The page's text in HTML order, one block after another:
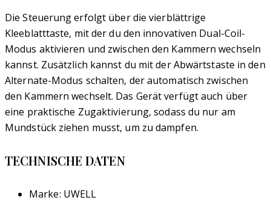
Die Steuerung erfolgt über die vierblättrige
Kleeblatttaste, mit der du den innovativen Dual-Coil-
Modus aktivieren und zwischen den Kammern wechseln
kannst. Zusätzlich kannst du mit der Abwärtstaste in den
Alternate-Modus schalten, der automatisch zwischen
den Kammern wechselt. Das Gerät verfügt auch über
eine praktische Zugaktivierung, sodass du nur am
Mundstück ziehen musst, um zu dampfen.
TECHNISCHE DATEN
Marke: UWELL